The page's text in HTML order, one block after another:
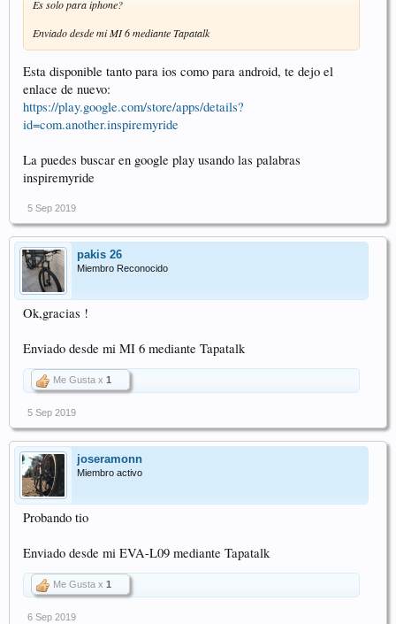
Es solo para iphone?
Enviado desde mi MI 6 mediante Tapatalk
Esta disponible tanto para ios como para android, te dejo el
enlace de nuevo:
https://play.google.com/store/apps/details?
id=com.another.inspiremyride
La puedes buscar en google play usando las palabras
inspiremyride
5 Sep 2019
pakis 26
Miembro Reconocido
Ok,gracias !
Enviado desde mi MI 6 mediante Tapatalk
Me Gusta x 1
5 Sep 2019
joseramonn
Miembro activo
Probando tio
Enviado desde mi EVA-L09 mediante Tapatalk
Me Gusta x 1
6 Sep 2019